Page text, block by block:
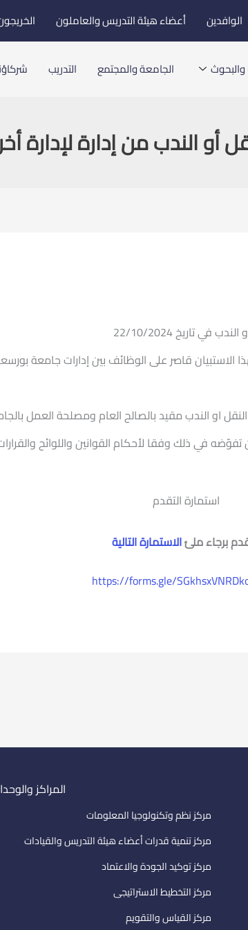
الوافدين أعضاء هيئة التدريس والعاملون
والبحوث الجامعة والمجتمع التدريب
أو الندب من إدارة لإدارة
في تاريخ 22/10/2024
الاستبيان قاصر على الوظائف بين إدارات جامعة
النقل او الندب مقيد بالصالح العام ومصلحة العمل
في ذلك وفقا لأحكام القوانين واللوائح
استمارة التقدم
برجاء ملئالاستمارة التالية
https://forms.gle/
المراكز
مركز نظم وتكنولوجيا المعلومات
مركز تنمية قدرات أعضاء هيئة التدريس والقيادات
مركز توكيد الجودة والاعتماد
مركز التخطيط الاستراتيجى
مركز القياس والتقويم